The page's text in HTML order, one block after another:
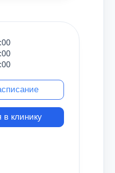
в клинику